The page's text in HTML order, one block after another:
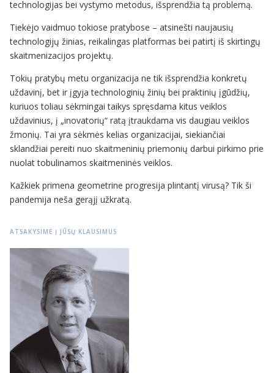
technologijas bei vystymo metodus, išsprendžia tą problemą.
Tiekėjo vaidmuo tokiose pratybose – atsinešti naujausių
technologijų žinias, reikalingas platformas bei patirtį iš skirtingų
skaitmenizacijos projektų.
Tokių pratybų metu organizacija ne tik išsprendžia konkretų
uždavinį, bet ir įgyja technologinių žinių bei praktinių įgūdžių,
kuriuos toliau sėkmingai taikys spręsdama kitus veiklos
uždavinius, į „inovatorių“ ratą įtraukdama vis daugiau veiklos
žmonių. Tai yra sėkmės kelias organizacijai, siekiančiai
sklandžiai pereiti nuo skaitmeninių priemonių darbui pirkimo prie
nuolat tobulinamos skaitmeninės veiklos.
Kažkiek primena geometrine progresija plintantį virusą? Tik ši
pandemija neša gerąjį užkratą.
ATSAKYSIME Į JŪSŲ KLAUSIMUS